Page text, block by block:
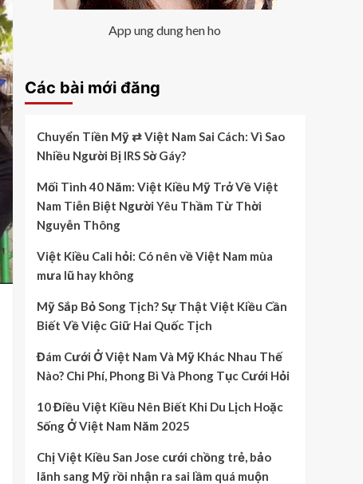
App ung dung hen ho
Các bài mới đăng
Chuyển Tiền Mỹ ⇄ Việt Nam Sai Cách: Vì Sao
Nhiều Người Bị IRS Sờ Gáy?
Mối Tình 40 Năm: Việt Kiều Mỹ Trở Về Việt
Nam Tiễn Biệt Người Yêu Thầm Từ Thời
Nguyễn Thông
Việt Kiều Cali hỏi: Có nên về Việt Nam mùa
mưa lũ hay không
Mỹ Sắp Bỏ Song Tịch? Sự Thật Việt Kiều Cần
Biết Về Việc Giữ Hai Quốc Tịch
Đám Cưới Ở Việt Nam Và Mỹ Khác Nhau Thế
Nào? Chi Phí, Phong Bì Và Phong Tục Cưới Hỏi
10 Điều Việt Kiều Nên Biết Khi Du Lịch Hoặc
Sống Ở Việt Nam Năm 2025
Chị Việt Kiều San Jose cưới chồng trẻ, bảo
lãnh sang Mỹ rồi nhận ra sai lầm quá muộn